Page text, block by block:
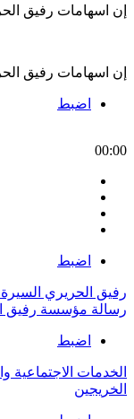
إن اسهامات رفيق
إن اسهامات رفيق
اضبط
00:00
اضبط
رفيق الحريري السيرة
رسالة مؤسسة رفيق
اضبط
الخدمات الاجتماعية
الخريجين